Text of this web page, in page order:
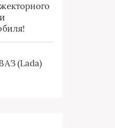
(Lada)